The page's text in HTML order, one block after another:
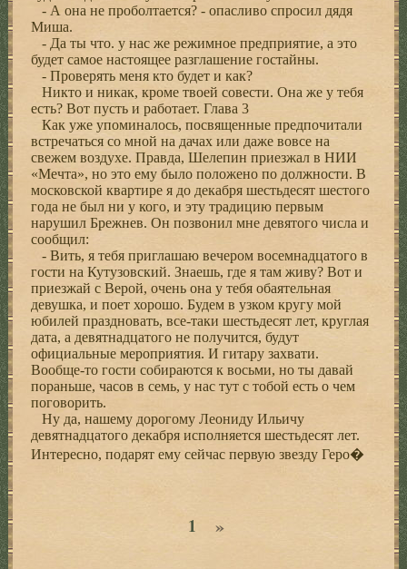
- А она не проболтается? - опасливо спросил дядя
Миша.
- Да ты что. у нас же режимное предприятие, а это
будет самое настоящее разглашение гостайны.
- Проверять меня кто будет и как?
Никто и никак, кроме твоей совести. Она же у тебя
есть? Вот пусть и работает. Глава 3
Как уже упоминалось, посвященные предпочитали
встречаться со мной на дачах или даже вовсе на
свежем воздухе. Правда, Шелепин приезжал в НИИ
«Мечта», но это ему было положено по должности. В
московской квартире я до декабря шестьдесят шестого
года не был ни у кого, и эту традицию первым
нарушил Брежнев. Он позвонил мне девятого числа и
сообщил:
- Вить, я тебя приглашаю вечером восемнадцатого в
гости на Кутузовский. Знаешь, где я там живу? Вот и
приезжай с Верой, очень она у тебя обаятельная
девушка, и поет хорошо. Будем в узком кругу мой
юбилей праздновать, все-таки шестьдесят лет, круглая
дата, а девятнадцатого не получится, будут
официальные мероприятия. И гитару захвати.
Вообще-то гости собираются к восьми, но ты давай
пораньше, часов в семь, у нас тут с тобой есть о чем
поговорить.
Ну да, нашему дорогому Леониду Ильичу
девятнадцатого декабря исполняется шестьдесят лет.
Интересно, подарят ему сейчас первую звезду Геро�
1 »